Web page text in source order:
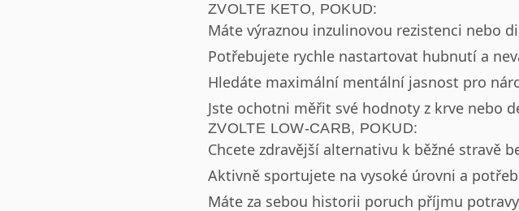
ZVOLTE KETO, POKUD:
Máte výraznou inzulinovou rezistenci nebo
Potřebujete rychle nastartovat hubnutí a
Hledáte maximální mentální jasnost pro
Jste ochotni měřit své hodnoty z krve nebo
ZVOLTE LOW-CARB, POKUD:
Chcete zdravější alternativu k běžné stravě
Aktivně sportujete na vysoké úrovni a
Máte za sebou historii poruch příjmu